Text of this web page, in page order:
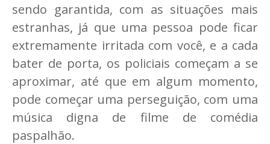
sendo garantida, com as situações mais
estranhas, já que uma pessoa pode ficar
extremamente irritada com você, e a cada
bater de porta, os policiais começam a se
aproximar, até que em algum momento,
pode começar uma perseguição, com uma
música digna de filme de comédia
paspalhão.